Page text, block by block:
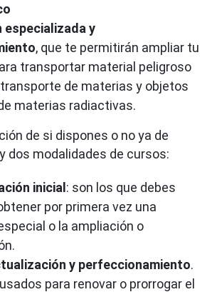
especializada y
, que te permitirán ampliar tu
transportar material peligroso
de materias y objetos
materias radiactivas.
de si dispones o no ya de
dos modalidades de cursos:
inicial: son los que debes
por primera vez una
o la ampliación o
y perfeccionamiento.
para renovar o prorrogar el